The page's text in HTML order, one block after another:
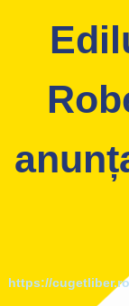
https://